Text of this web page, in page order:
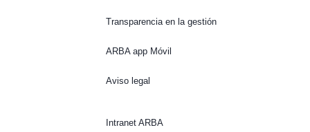
Transparencia en la gestión
ARBA app Móvil
Aviso legal
Intranet ARBA